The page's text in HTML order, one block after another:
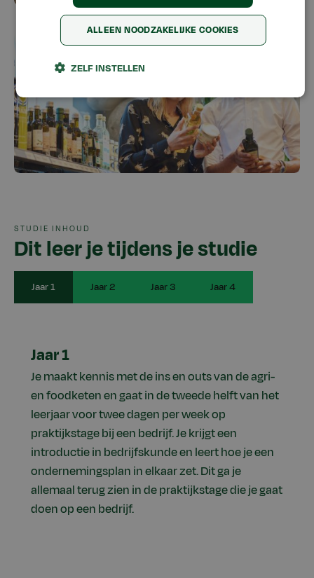
STUDIE INHOUD
Dit leer je tijdens je studie
Jaar 1 Jaar 2 Jaar 3 Jaar 4
Jaar 1
Je maakt kennis met de ins en outs van de agri-
en foodketen en gaat in de tweede helft van het
leerjaar voor twee dagen per week op
praktijkstage bij een bedrijf. Je krijgt een
introductie in bedrijfskunde en leert hoe je een
ondernemingsplan in elkaar zet. Dit ga je
allemaal terug zien in de praktijkstage die je gaat
doen op een bedrijf.
ALLEEN NOODZAKELIJKE COOKIES
ZELF INSTELLEN